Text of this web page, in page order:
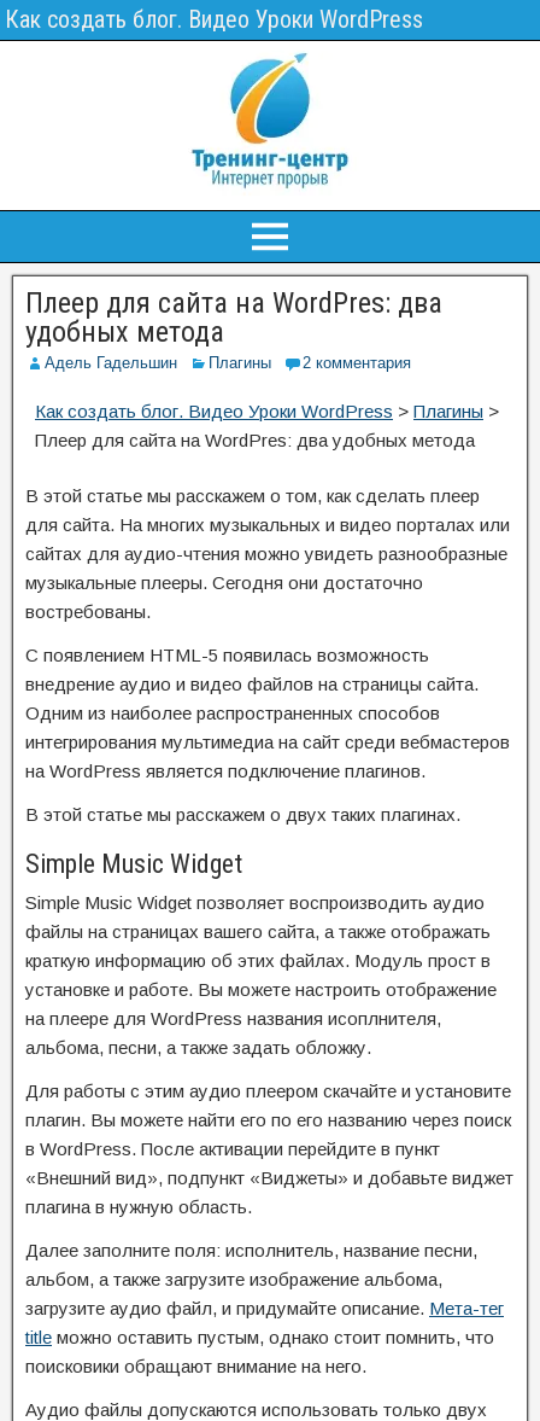
Как создать блог. Видео Уроки WordPress
Плеер для сайта на WordPres: два
удобных метода
Адель Гадельшин Плагины 2 комментария
Как создать блог. Видео Уроки WordPress > Плагины >
Плеер для сайта на WordPres: два удобных метода
В этой статье мы расскажем о том, как сделать плеер
для сайта. На многих музыкальных и видео порталах или
сайтах для аудио-чтения можно увидеть разнообразные
музыкальные плееры. Сегодня они достаточно
востребованы.
С появлением HTML-5 появилась возможность
внедрение аудио и видео файлов на страницы сайта.
Одним из наиболее распространенных способов
интегрирования мультимедиа на сайт среди вебмастеров
на WordPress является подключение плагинов.
В этой статье мы расскажем о двух таких плагинах.
Simple Music Widget
Simple Music Widget позволяет воспроизводить аудио
файлы на страницах вашего сайта, а также отображать
краткую информацию об этих файлах. Модуль прост в
установке и работе. Вы можете настроить отображение
на плеере для WordPress названия исоплнителя,
альбома, песни, а также задать обложку.
Для работы с этим аудио плеером скачайте и установите
плагин. Вы можете найти его по его названию через поиск
в WordPress. После активации перейдите в пункт
«Внешний вид», подпункт «Виджеты» и добавьте виджет
плагина в нужную область.
Далее заполните поля: исполнитель, название песни,
альбом, а также загрузите изображение альбома,
загрузите аудио файл, и придумайте описание. Мета-тег
title можно оставить пустым, однако стоит помнить, что
поисковики обращают внимание на него.
Аудио файлы допускаются использовать только двух